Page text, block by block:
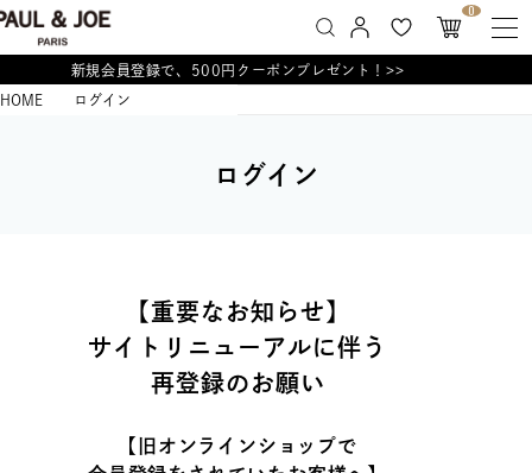
0
新規会員登録で、500円クーポンプレゼント！>>
HOME ログイン
ログイン
【重要なお知らせ】
サイトリニューアルに伴う
再登録のお願い
【旧オンラインショップで